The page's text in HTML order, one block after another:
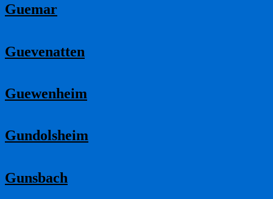
Guemar
Guevenatten
Guewenheim
Gundolsheim
Gunsbach